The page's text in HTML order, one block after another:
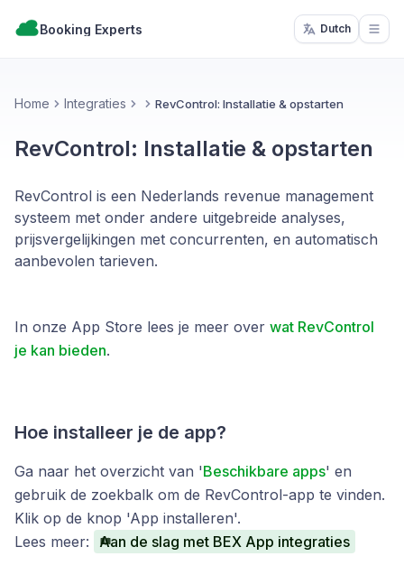
Booking Experts Dutch
Home Integraties RevControl: Installatie & opstarten
RevControl: Installatie & opstarten
RevControl is een Nederlands revenue management
systeem met onder andere uitgebreide analyses,
prijsvergelijkingen met concurrenten, en automatisch
aanbevolen tarieven.
In onze App Store lees je meer over wat RevControl
je kan bieden.
Hoe installeer je de app?
Ga naar het overzicht van 'Beschikbare apps' en
gebruik de zoekbalk om de RevControl-app te vinden.
Klik op de knop 'App installeren'.
Lees meer:
Aan de slag met BEX App integraties